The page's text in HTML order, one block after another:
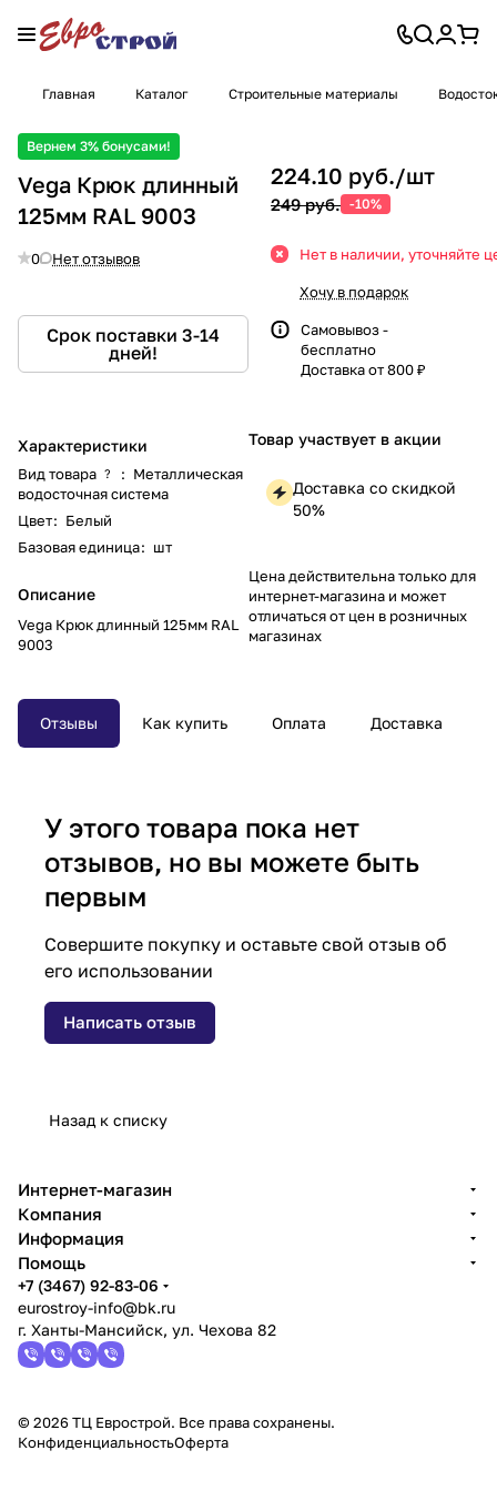
Главная Каталог Строительные материалы
Вернем 3% бонусами!
Vega Крюк длинный
125мм RAL 9003
0 Нет отзывов
Срок поставки 3-14
дней!
Характеристики
Вид товара ? : Металлическая
водосточная система
Цвет: Белый
Базовая единица: шт
Описание
Vega Крюк длинный 125мм RAL
9003
224.10 руб./шт
249 руб. -10%
Нет в наличии, уточняйте
Хочу в подарок
Самовывоз -
бесплатно
Доставка от 800 ₽
Товар участвует в акции
Доставка со скидкой
50%
Цена действительна только для
интернет-магазина и может
отличаться от цен в розничных
магазинах
Отзывы Как купить Оплата Доставка
У этого товара пока нет
отзывов, но вы можете быть
первым
Совершите покупку и оставьте свой отзыв об
его использовании
Написать отзыв
Назад к списку
Интернет-магазин
Компания
Информация
Помощь
+7 (3467) 92-83-06
eurostroy-info@bk.ru
г. Ханты-Мансийск, ул. Чехова 82
© 2026 ТЦ Еврострой. Все права сохранены.
КонфиденциальностьОферта